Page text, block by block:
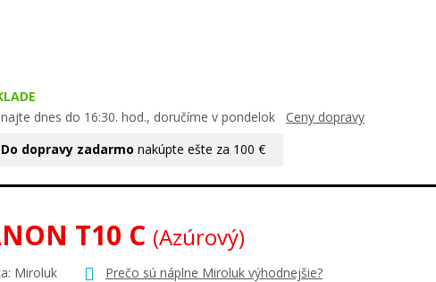
dnes do 16:30. hod., doručíme v pondelok Ceny dopravy
Do dopravy zadarmo nakúpte ešte za 100 €
T10 C (Azúrový)
Miroluk Prečo sú náplne Miroluk výhodnejšie?